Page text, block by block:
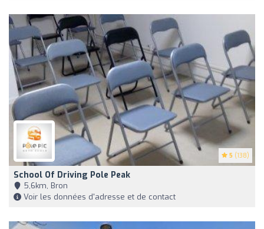
5 (138)
School Of Driving Pole Peak
5,6km, Bron
Voir les données d'adresse et de contact